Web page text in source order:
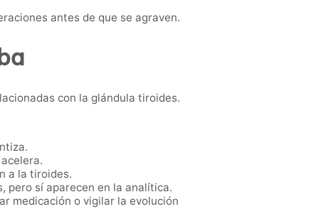
antes de que se agraven.
con la glándula tiroides.
a la tiroides.
pero sí aparecen en la analítica.
medicación o vigilar la evolución